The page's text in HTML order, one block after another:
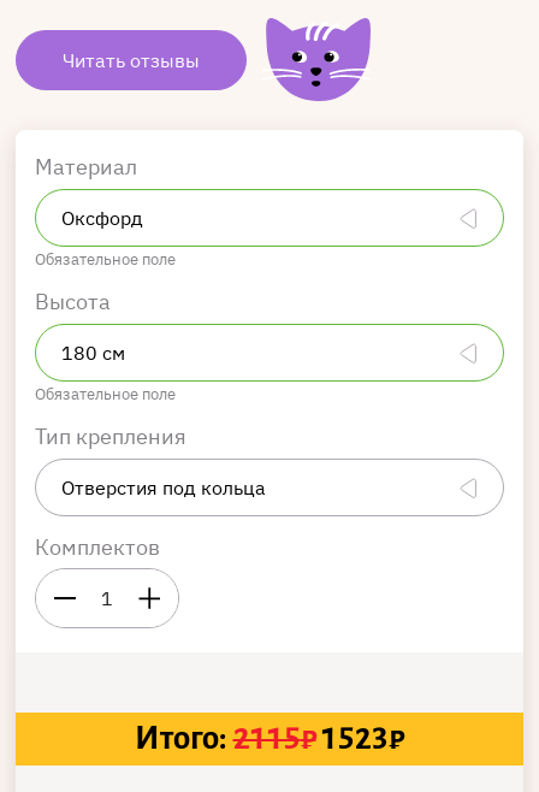
Читать отзывы
Материал
Обязательное поле
Высота
Обязательное поле
Тип крепления
Комплектов
1
Итого: 2115₽1523₽